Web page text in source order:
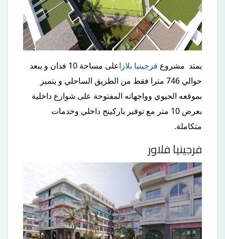
يمتد مشروع فرجينيا بلازا
على مساحة 10 فدان و يبعد
حوالي 746 مترا فقط من الطريق الساحلي و يتميز
بموقعه الحيوي وواجهاته المفتوحة على شوارع داخلية
بعرض 10 متر مع توفير باركينج داخلي وخدمات
متكاملة.
فرجينيا فلاور